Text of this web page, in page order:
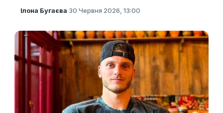
Ілона Бугаєва·30 Червня 2026, 13:00